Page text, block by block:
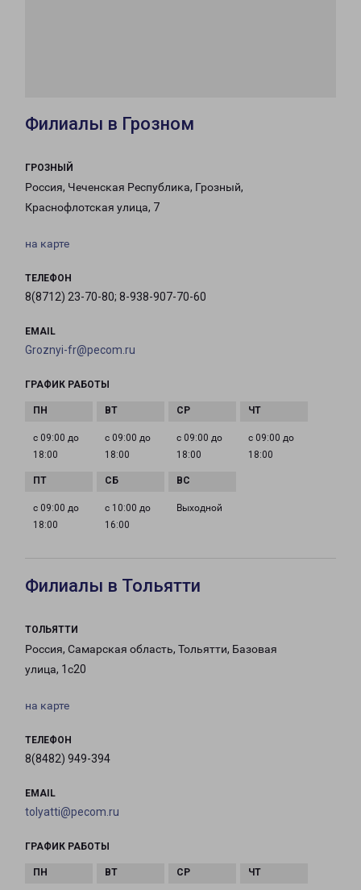
Филиалы в Грозном
ГРОЗНЫЙ
Россия, Чеченская Республика, Грозный,
Краснофлотская улица, 7
на карте
ТЕЛЕФОН
8(8712) 23-70-80; 8-938-907-70-60
EMAIL
Groznyi-fr@pecom.ru
ГРАФИК РАБОТЫ
с 09:00 до
18:00
с 09:00 до
18:00
с 09:00 до
18:00
с 09:00 до
18:00
с 09:00 до
18:00
с 10:00 до
16:00
Выходной
Филиалы в Тольятти
ТОЛЬЯТТИ
Россия, Самарская область, Тольятти, Базовая
улица, 1с20
на карте
ТЕЛЕФОН
8(8482) 949-394
EMAIL
tolyatti@pecom.ru
ГРАФИК РАБОТЫ